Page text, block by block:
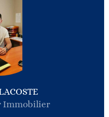
Immobilier